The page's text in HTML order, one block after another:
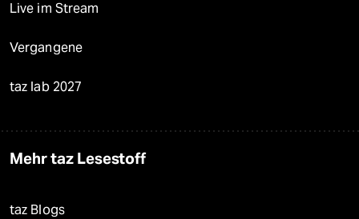
Live im Stream
Vergangene
taz lab 2027
Mehr taz Lesestoff
taz Blogs